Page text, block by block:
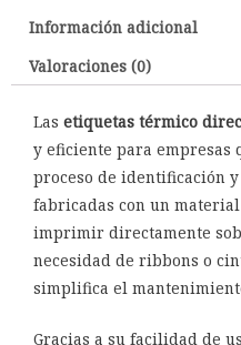
Información adicional
Valoraciones (0)
Las etiquetas térmico
y eficiente para empresas
proceso de identificación
fabricadas con un
imprimir directamente
necesidad de ribbons o
simplifica el
Gracias a su facilidad de